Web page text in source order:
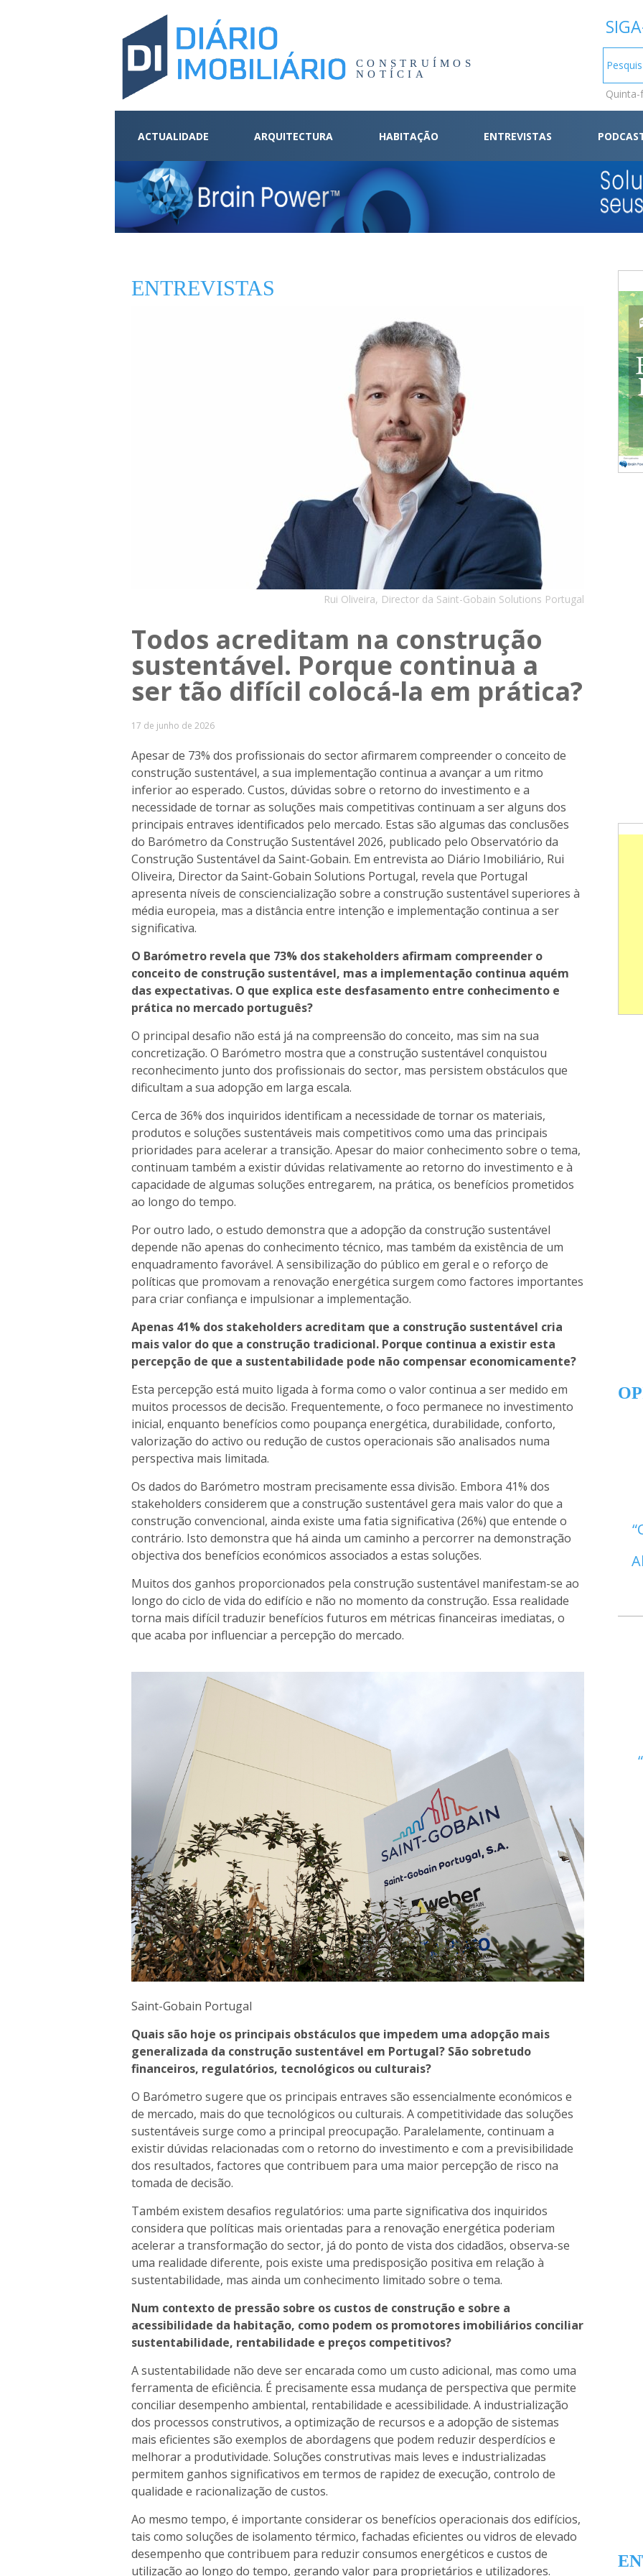
CONSTRUÍMOS
NOTÍCIA
ACTUALIDADE ARQUITECTURA HABITAÇÃO ENTREVISTAS
ENTREVISTAS
Rui Oliveira, Director da Saint-Gobain Solutions Portugal
Todos acreditam na construção
sustentável. Porque continua a
ser tão difícil colocá-la em prática?
17 de junho de 2026
Apesar de 73% dos profissionais do sector afirmarem compreender o conceito de
construção sustentável, a sua implementação continua a avançar a um ritmo
inferior ao esperado. Custos, dúvidas sobre o retorno do investimento e a
necessidade de tornar as soluções mais competitivas continuam a ser alguns dos
principais entraves identificados pelo mercado. Estas são algumas das conclusões
do Barómetro da Construção Sustentável 2026, publicado pelo Observatório da
Construção Sustentável da Saint-Gobain. Em entrevista ao Diário Imobiliário, Rui
Oliveira, Director da Saint-Gobain Solutions Portugal, revela que Portugal
apresenta níveis de consciencialização sobre a construção sustentável superiores à
média europeia, mas a distância entre intenção e implementação continua a ser
significativa.
O Barómetro revela que 73% dos stakeholders afirmam compreender o
conceito de construção sustentável, mas a implementação continua aquém
das expectativas. O que explica este desfasamento entre conhecimento e
prática no mercado português?
O principal desafio não está já na compreensão do conceito, mas sim na sua
concretização. O Barómetro mostra que a construção sustentável conquistou
reconhecimento junto dos profissionais do sector, mas persistem obstáculos que
dificultam a sua adopção em larga escala.
Cerca de 36% dos inquiridos identificam a necessidade de tornar os materiais,
produtos e soluções sustentáveis mais competitivos como uma das principais
prioridades para acelerar a transição. Apesar do maior conhecimento sobre o tema,
continuam também a existir dúvidas relativamente ao retorno do investimento e à
capacidade de algumas soluções entregarem, na prática, os benefícios prometidos
ao longo do tempo.
Por outro lado, o estudo demonstra que a adopção da construção sustentável
depende não apenas do conhecimento técnico, mas também da existência de um
enquadramento favorável. A sensibilização do público em geral e o reforço de
políticas que promovam a renovação energética surgem como factores importantes
para criar confiança e impulsionar a implementação.
Apenas 41% dos stakeholders acreditam que a construção sustentável cria
mais valor do que a construção tradicional. Porque continua a existir esta
percepção de que a sustentabilidade pode não compensar economicamente?
Esta percepção está muito ligada à forma como o valor continua a ser medido em
muitos processos de decisão. Frequentemente, o foco permanece no investimento
inicial, enquanto benefícios como poupança energética, durabilidade, conforto,
valorização do activo ou redução de custos operacionais são analisados numa
perspectiva mais limitada.
Os dados do Barómetro mostram precisamente essa divisão. Embora 41% dos
stakeholders considerem que a construção sustentável gera mais valor do que a
construção convencional, ainda existe uma fatia significativa (26%) que entende o
contrário. Isto demonstra que há ainda um caminho a percorrer na demonstração
objectiva dos benefícios económicos associados a estas soluções.
Muitos dos ganhos proporcionados pela construção sustentável manifestam-se ao
longo do ciclo de vida do edifício e não no momento da construção. Essa realidade
torna mais difícil traduzir benefícios futuros em métricas financeiras imediatas, o
que acaba por influenciar a percepção do mercado.
Saint-Gobain Portugal
Quais são hoje os principais obstáculos que impedem uma adopção mais
generalizada da construção sustentável em Portugal? São sobretudo
financeiros, regulatórios, tecnológicos ou culturais?
O Barómetro sugere que os principais entraves são essencialmente económicos e
de mercado, mais do que tecnológicos ou culturais. A competitividade das soluções
sustentáveis surge como a principal preocupação. Paralelamente, continuam a
existir dúvidas relacionadas com o retorno do investimento e com a previsibilidade
dos resultados, factores que contribuem para uma maior percepção de risco na
tomada de decisão.
Também existem desafios regulatórios: uma parte significativa dos inquiridos
considera que políticas mais orientadas para a renovação energética poderiam
acelerar a transformação do sector, já do ponto de vista dos cidadãos, observa-se
uma realidade diferente, pois existe uma predisposição positiva em relação à
sustentabilidade, mas ainda um conhecimento limitado sobre o tema.
Num contexto de pressão sobre os custos de construção e sobre a
acessibilidade da habitação, como podem os promotores imobiliários conciliar
sustentabilidade, rentabilidade e preços competitivos?
A sustentabilidade não deve ser encarada como um custo adicional, mas como uma
ferramenta de eficiência. É precisamente essa mudança de perspectiva que permite
conciliar desempenho ambiental, rentabilidade e acessibilidade. A industrialização
dos processos construtivos, a optimização de recursos e a adopção de sistemas
mais eficientes são exemplos de abordagens que podem reduzir desperdícios e
melhorar a produtividade. Soluções construtivas mais leves e industrializadas
permitem ganhos significativos em termos de rapidez de execução, controlo de
qualidade e racionalização de custos.
Ao mesmo tempo, é importante considerar os benefícios operacionais dos edifícios,
tais como soluções de isolamento térmico, fachadas eficientes ou vidros de elevado
desempenho que contribuem para reduzir consumos energéticos e custos de
utilização ao longo do tempo, gerando valor para proprietários e utilizadores.